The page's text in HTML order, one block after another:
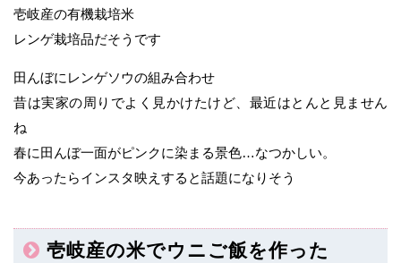
壱岐産の有機栽培米
レンゲ栽培品だそうです
田んぼにレンゲソウの組み合わせ
昔は実家の周りでよく見かけたけど、最近はとんと見ません
ね
春に田んぼ一面がピンクに染まる景色…なつかしい。
今あったらインスタ映えすると話題になりそう
壱岐産の米でウニご飯を作った